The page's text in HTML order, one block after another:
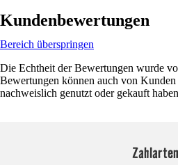
Kundenbewertungen
Bereich überspringen
Die Echtheit der Bewertungen wurde
Bewertungen können auch von
nachweislich genutzt oder gekauft
Zahlarten